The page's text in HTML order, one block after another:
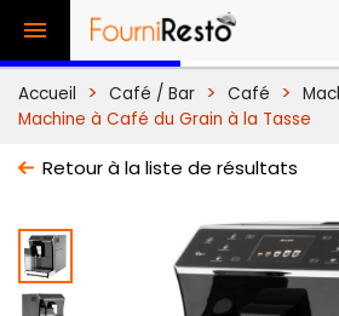

Accueil Café / Bar Café
Machine à Café du Grain à la Tasse
Retour à la liste de résultats